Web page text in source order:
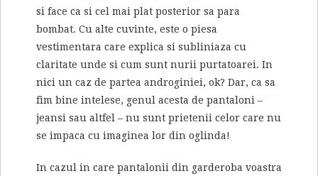
si face ca si cel mai plat posterior sa para
bombat. Cu alte cuvinte, este o piesa
vestimentara care explica si subliniaza cu
claritate unde si cum sunt nurii purtatoarei. In
nici un caz de partea androginiei, ok? Dar, ca sa
fim bine intelese, genul acesta de pantaloni –
jeansi sau altfel – nu sunt prietenii celor care nu
se impaca cu imaginea lor din oglinda!
In cazul in care pantalonii din garderoba voastra